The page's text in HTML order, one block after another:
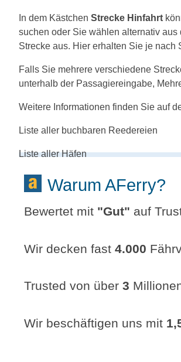
In dem Kästchen Strecke Hinfahrt
suchen oder Sie wählen alternativ
Strecke aus. Hier erhalten Sie je nach
Falls Sie mehrere verschiedene
unterhalb der Passagiereingabe,
Weitere Informationen finden Sie auf
Liste aller buchbaren Reedereien
Liste aller Häfen
Warum AFerry?
Bewertet mit "Gut" auf
Wir decken fast 4.000
Trusted von über 3
Wir beschäftigen uns mit